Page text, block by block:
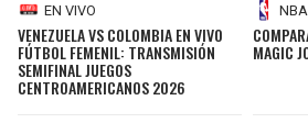
EN VIVO
VENEZUELA VS COLOMBIA EN VIVO
FÚTBOL FEMENIL: TRANSMISIÓN
SEMIFINAL JUEGOS
CENTROAMERICANOS 2026
NBA
MAGIC